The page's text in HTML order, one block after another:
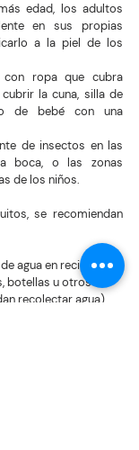
edad, los adultos
en sus propias
a la piel de los
ropa que cubra
la cuna, silla de
de bebé con una
de insectos en las
boca, o las zonas
de los niños.
se recomiendan
agua en recipientes
botellas u otros
recolectar agua)